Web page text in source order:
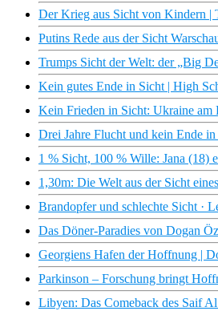
Der Krieg aus Sicht von Kindern
Putins Rede aus der Sicht
Trumps Sicht der Welt: der „Big
Kein gutes Ende in Sicht | High
Kein Frieden in Sicht: Ukraine am
Drei Jahre Flucht und kein Ende
1 % Sicht, 100 % Wille: Jana
1,30m: Die Welt aus der Sicht
Brandopfer und schlechte Sicht ·
Das Döner-Paradies von Dogan
Georgiens Hafen der Hoffnung |
Parkinson – Forschung bringt
Libyen: Das Comeback des Saif